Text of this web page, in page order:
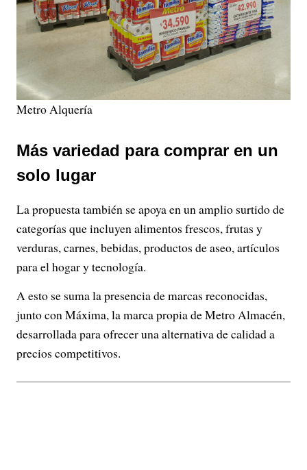
Metro Alquería
Más variedad para comprar en un
solo lugar
La propuesta también se apoya en un amplio surtido de
categorías que incluyen alimentos frescos, frutas y
verduras, carnes, bebidas, productos de aseo, artículos
para el hogar y tecnología.
A esto se suma la presencia de marcas reconocidas,
junto con Máxima, la marca propia de Metro Almacén,
desarrollada para ofrecer una alternativa de calidad a
precios competitivos.